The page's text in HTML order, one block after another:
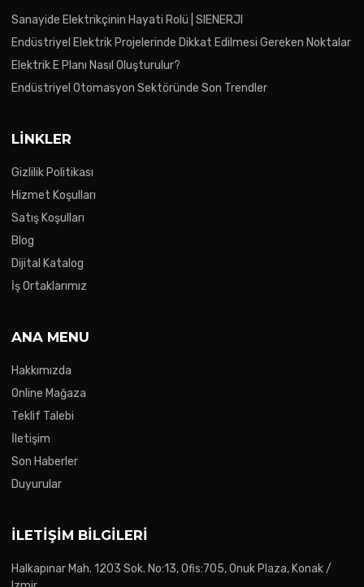
Sanayide Elektrikçinin Hayati Rolü | SIENERJI
Endüstriyel Elektrik Projelerinde Dikkat Edilmesi Gereken Noktalar
Elektrik E Planı Nasıl Oluşturulur?
Endüstriyel Otomasyon Sektöründe Son Trendler
LINKLER
Gizlilik Politikası
Hizmet Koşulları
Satış Koşulları
Blog
Dijital Katalog
İş Ortaklarımız
ANA MENU
Hakkımızda
Online Mağaza
Teklif Talebi
İletişim
Son Haberler
Duyurular
İLETIŞIM BILGILERI
Halkapınar Mah. 1203 Sok. No:13, Ofis:705, Onuk Plaza, Konak /